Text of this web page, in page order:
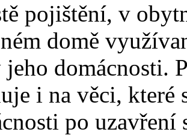
pojištění, v
domě
jeho domácnosti.
i na věci, které
po uzavření